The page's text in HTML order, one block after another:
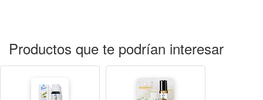
Productos que te podrían interesar